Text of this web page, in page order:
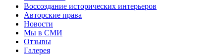
Воссоздание исторических интерьеров
Авторские права
Новости
Мы в СМИ
Отзывы
Галерея